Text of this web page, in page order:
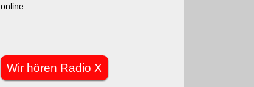
online.
Wir hören Radio X